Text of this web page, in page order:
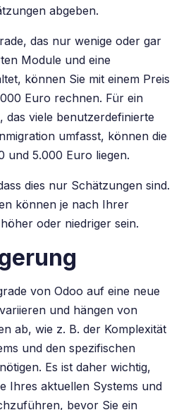
abgeben.
das nur wenige oder gar
Module und eine
können Sie mit einem Preis
Euro rechnen. Für ein
das viele benutzerdefinierte
umfasst, können die
und 5.000 Euro liegen.
dies nur Schätzungen sind.
können je nach Ihrer
oder niedriger sein.
von Odoo auf eine neue
und hängen von
ab, wie z. B. der Komplexität
und den spezifischen
Es ist daher wichtig,
Ihres aktuellen Systems und
bevor Sie ein